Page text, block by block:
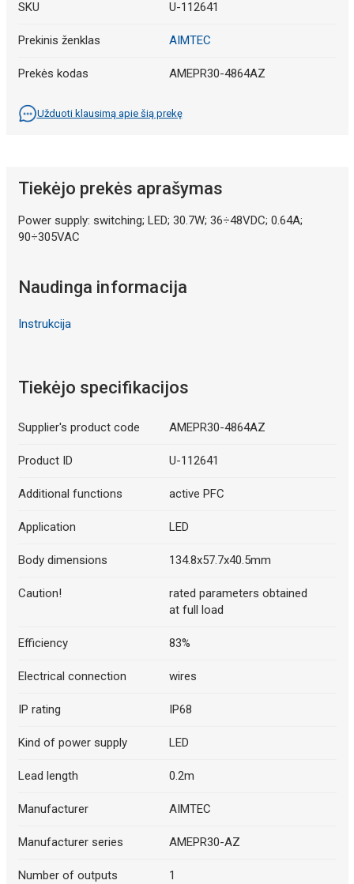
SKU U-112641
Prekinis ženklas AIMTEC
Prekės kodas AMEPR30-4864AZ
Užduoti klausimą apie šią prekę
Tiekėjo prekės aprašymas
Power supply: switching; LED; 30.7W; 36÷48VDC; 0.64A;
90÷305VAC
Naudinga informacija
Instrukcija
Tiekėjo specifikacijos
Supplier's product code AMEPR30-4864AZ
Product ID U-112641
Additional functions active PFC
Application LED
Body dimensions 134.8x57.7x40.5mm
Caution!
rated parameters obtained
at full load
Efficiency 83%
Electrical connection wires
IP rating IP68
Kind of power supply LED
Lead length 0.2m
Manufacturer AIMTEC
Manufacturer series AMEPR30-AZ
Number of outputs 1